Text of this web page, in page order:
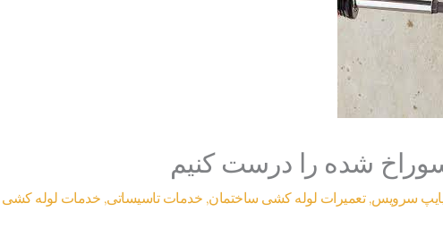
شده را درست کنیم
سرویس,تعمیرات لوله کشی ساختمان, خدمات تاسیساتی, خدمات لوله کشی